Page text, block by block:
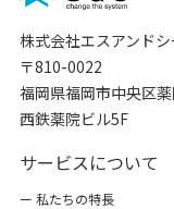
株式会社エスアンドシ
〒810-0022
福岡県福岡市中央区
西鉄薬院ビル5F
サービスについて
ー 私たちの特長